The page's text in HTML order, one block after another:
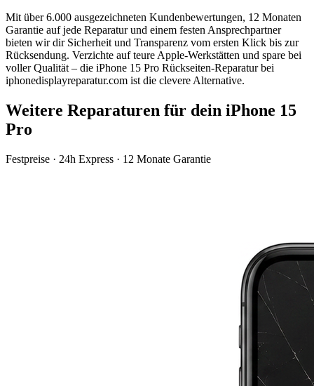
Mit über 6.000 ausgezeichneten Kundenbewertungen, 12 Monaten
Garantie auf jede Reparatur und einem festen Ansprechpartner
bieten wir dir Sicherheit und Transparenz vom ersten Klick bis zur
Rücksendung. Verzichte auf teure Apple-Werkstätten und spare bei
voller Qualität – die iPhone 15 Pro Rückseiten-Reparaturbei
iphonedisplayreparatur.com ist die clevere Alternative.
Weitere Reparaturen für dein iPhone 15
Pro
Festpreise · 24h Express · 12 Monate Garantie